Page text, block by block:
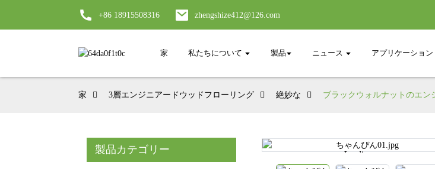
+86 18915508316 zhengshize412@126.com
家 私たちについて 製品 ニュース アプリケーション
家 3層エンジニアードウッドフローリング 絶妙な ブラックウォルナットのエ
製品カテゴリー
Loading...
Loading... Loading...
Loading...